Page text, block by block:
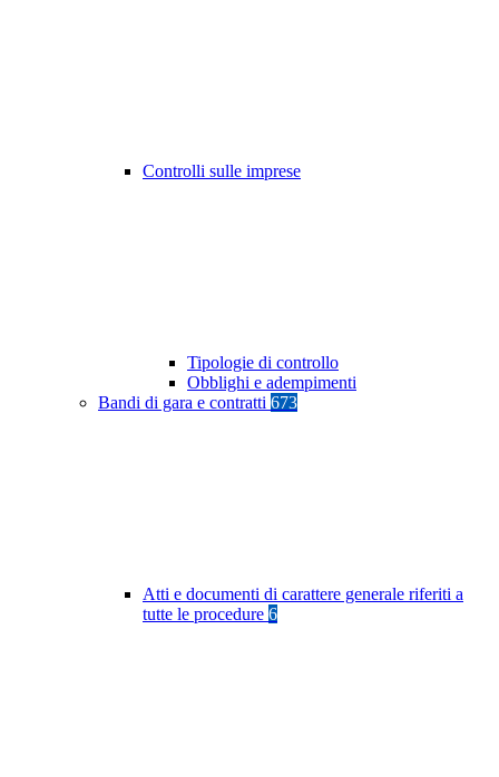
Controlli sulle imprese
Tipologie di controllo
Obblighi e adempimenti
Bandi di gara e contratti 673
Atti e documenti di carattere generale riferiti a
tutte le procedure 6